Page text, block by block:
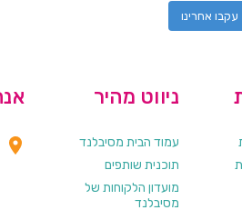
עקבו אחרינו
ניווט מהיר
עמוד הבית מסיבלנד
תוכנית שותפים
מועדון הלקוחות של
מסיבלנד